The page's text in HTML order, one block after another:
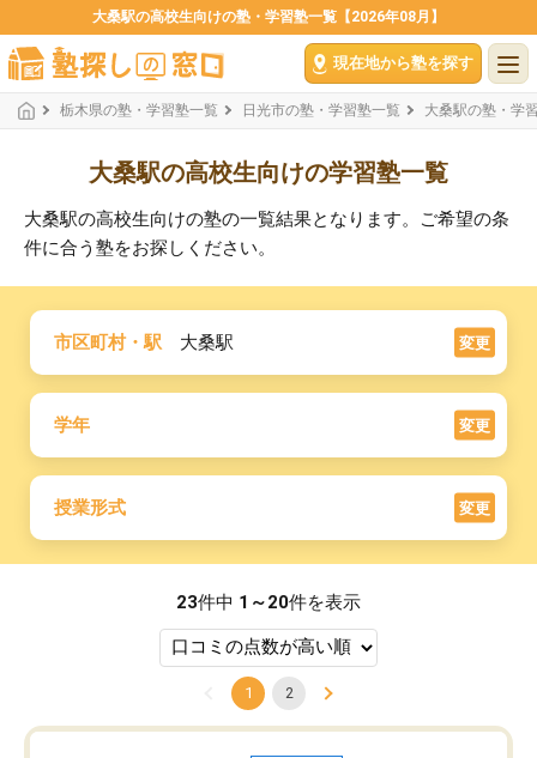
大桑駅の高校生向けの塾・学習塾一覧【2026年08月】
現在地から塾を探す
栃木県の塾・学習塾一覧 日光市の塾・学習塾一覧 大桑駅の塾・学
大桑駅の高校生向けの学習塾一覧
大桑駅の高校生向けの塾の一覧結果となります。ご希望の条
件に合う塾をお探しください。
市区町村・駅 大桑駅 変更
学年 変更
授業形式 変更
23件中 1～20件を表示
1 2